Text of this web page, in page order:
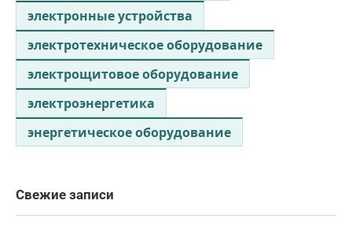
электронные устройства
электротехническое оборудование
электрощитовое оборудование
электроэнергетика
энергетическое оборудование
Свежие записи